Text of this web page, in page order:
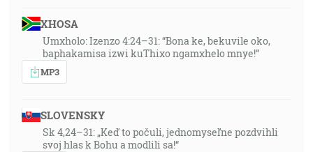
XHOSA
Umxholo: Izenzo 4:24–31: “Bona ke, bekuvile oko,
baphakamisa izwi kuThixo ngamxhelo mnye!”
MP3
SLOVENSKY
Sk 4,24–31: „Keď to počuli, jednomyseľne pozdvihli
svoj hlas k Bohu a modlili sa!“